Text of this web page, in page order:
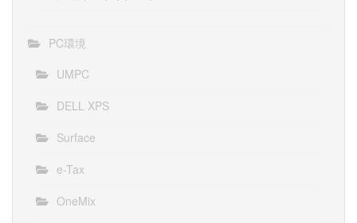
PC環境
UMPC
DELL XPS
Surface
e-Tax
OneMix